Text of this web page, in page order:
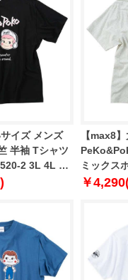
イズ メンズ
半袖 Tシャツ
2 3L 4L 5L
【max8
ミックス
3L 4L 5L
￥